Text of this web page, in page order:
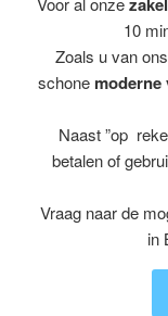
10
Zoals u van
schone
Naast ”op
betalen of
Vraag naar de
in